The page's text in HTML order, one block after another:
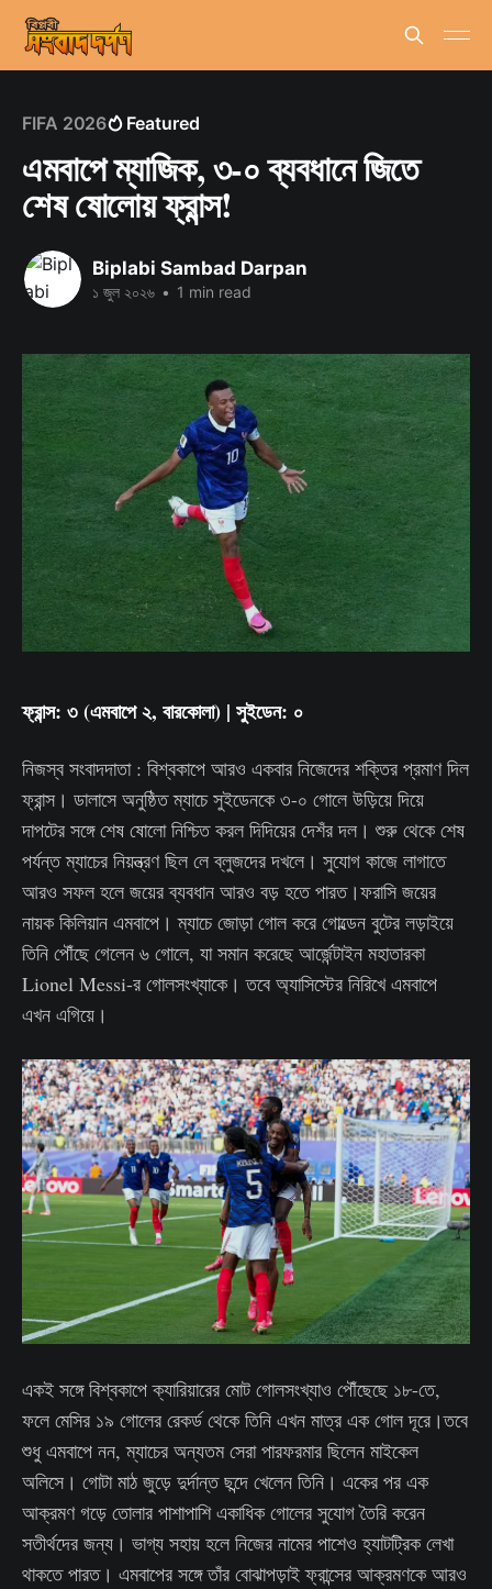
FIFA 2026 Featured
এমবাপে ম্যাজিক, ৩-০ ব্যবধানে জিতে
শেষ ষোলোয় ফ্রান্স!
Biplabi Sambad Darpan
১ জুল ২০২৬ • 1 min read
ফ্রান্স: ৩ (এমবাপে ২, বারকোলা) | সুইডেন: ০
নিজস্ব সংবাদদাতা : বিশ্বকাপে আরও একবার নিজেদের শক্তির প্রমাণ দিল
ফ্রান্স। ডালাসে অনুষ্ঠিত ম্যাচে সুইডেনকে ৩-০ গোলে উড়িয়ে দিয়ে
দাপটের সঙ্গে শেষ ষোলো নিশ্চিত করল দিদিয়ের দেশঁর দল। শুরু থেকে শেষ
পর্যন্ত ম্যাচের নিয়ন্ত্রণ ছিল লে ব্লুজদের দখলে। সুযোগ কাজে লাগাতে
আরও সফল হলে জয়ের ব্যবধান আরও বড় হতে পারত।ফরাসি জয়ের
নায়ক কিলিয়ান এমবাপে। ম্যাচে জোড়া গোল করে গোল্ডেন বুটের লড়াইয়ে
তিনি পৌঁছে গেলেন ৬ গোলে, যা সমান করেছে আর্জেন্টাইন মহাতারকা
Lionel Messi-র গোলসংখ্যাকে। তবে অ্যাসিস্টের নিরিখে এমবাপে
এখন এগিয়ে।
একই সঙ্গে বিশ্বকাপে ক্যারিয়ারের মোট গোলসংখ্যাও পৌঁছেছে ১৮-তে,
ফলে মেসির ১৯ গোলের রেকর্ড থেকে তিনি এখন মাত্র এক গোল দূরে।তবে
শুধু এমবাপে নন, ম্যাচের অন্যতম সেরা পারফরমার ছিলেন মাইকেল
অলিসে। গোটা মাঠ জুড়ে দুর্দান্ত ছন্দে খেলেন তিনি। একের পর এক
আক্রমণ গড়ে তোলার পাশাপাশি একাধিক গোলের সুযোগ তৈরি করেন
সতীর্থদের জন্য। ভাগ্য সহায় হলে নিজের নামের পাশেও হ্যাটট্রিক লেখা
থাকতে পারত। এমবাপের সঙ্গে তাঁর বোঝাপড়াই ফ্রান্সের আক্রমণকে আরও